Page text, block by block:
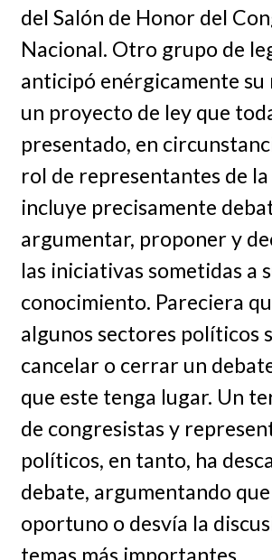
del Salón de Honor del
Nacional. Otro grupo de
anticipó enérgicamente su
un proyecto de ley que
presentado, en
rol de representantes de
incluye precisamente
argumentar, proponer y
las iniciativas sometidas a
conocimiento. Pareciera
algunos sectores políticos
cancelar o cerrar un
que este tenga lugar. Un
de congresistas y
políticos, en tanto, ha
debate, argumentando
oportuno o desvía la
temas más importantes.